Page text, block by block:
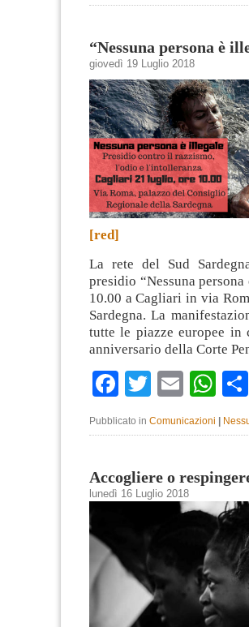
“Nessuna persona è
giovedì 19 Luglio 2018
[red]
La rete del Sud
presidio “Nessuna
10.00 a Cagliari in via
Sardegna. La
tutte le piazze europee
anniversario della Corte
Facebook
TwitterEmail
Pubblicato in Comunicazioni
Accogliere o
lunedì 16 Luglio 2018